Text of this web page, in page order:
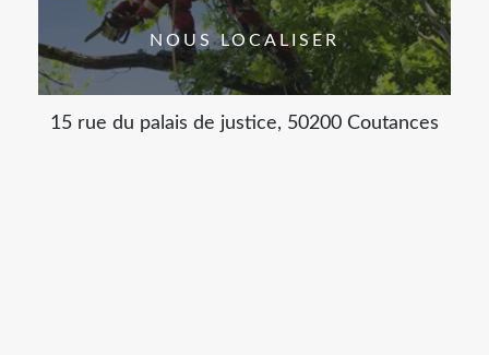
NOUS LOCALISER
15 rue du palais de justice, 50200 Coutances